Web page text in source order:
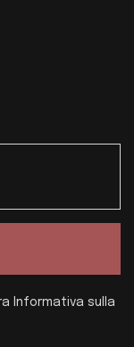
Informativa sulla